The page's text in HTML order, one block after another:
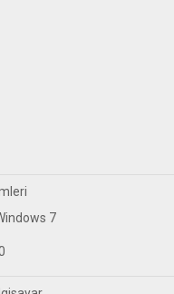
7